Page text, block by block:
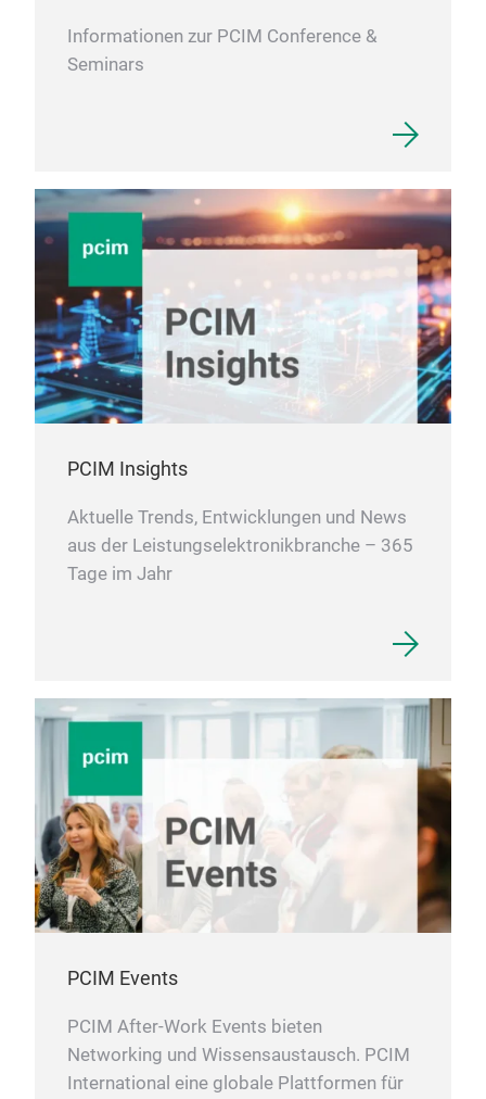
Informationen zur PCIM Conference &
Seminars
PCIM Insights
Aktuelle Trends, Entwicklungen und News
aus der Leistungselektronikbranche – 365
Tage im Jahr
PCIM Events
PCIM After-Work Events bieten
Networking und Wissensaustausch. PCIM
International eine globale Plattformen für